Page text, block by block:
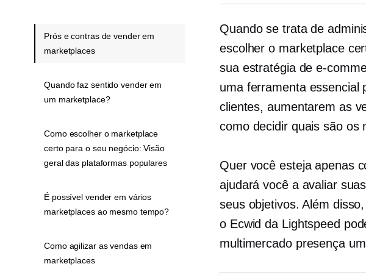
Quando se trata de
escolher o marketplace
sua estratégia de e-
uma ferramenta essencial
clientes, aumentarem as
como decidir quais são os
Quer você esteja apenas
ajudará você a avaliar
seus objetivos. Além
o Ecwid da Lightspeed
multimercadopresença
Prós e contras de vender em
marketplaces
Quando faz sentido vender em
um marketplace?
Como escolher o marketplace
certo para o seu negócio: Visão
geral das plataformas populares
É possível vender em vários
marketplaces ao mesmo tempo?
Como agilizar as vendas em
marketplaces